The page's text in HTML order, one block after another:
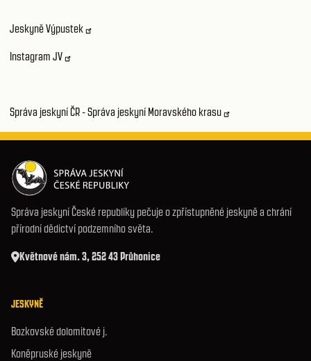
Jeskyně Výpustek
Instagram JV
Správa jeskyní ČR - Správa jeskyní Moravského krasu
Správa jeskyní České republiky pečuje o zpřístupněné jeskyně a chrání
přírodní dědictví podzemního světa.
Květnové nám. 3, 252 43 Průhonice
JESKYNĚ
Bozkovské dolomitové j.
Koněpruské jeskyně